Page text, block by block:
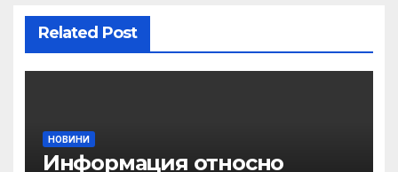
Related Post
НОВИНИ
Информация относно